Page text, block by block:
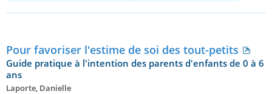
Pour favoriser l'estime de soi des tout-petits
Guide pratique à l'intention des parents d'enfants de 0 à 6
ans
Laporte, Danielle